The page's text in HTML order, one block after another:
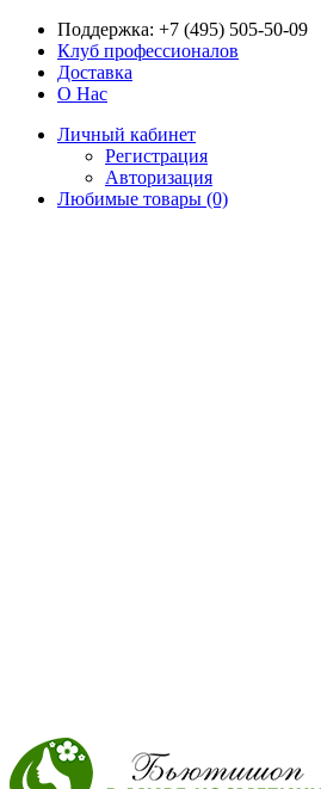
Поддержка: +7 (495) 505-50-09
Клуб профессионалов
Доставка
О Нас
Личный кабинет
Регистрация
Авторизация
Любимые товары (0)